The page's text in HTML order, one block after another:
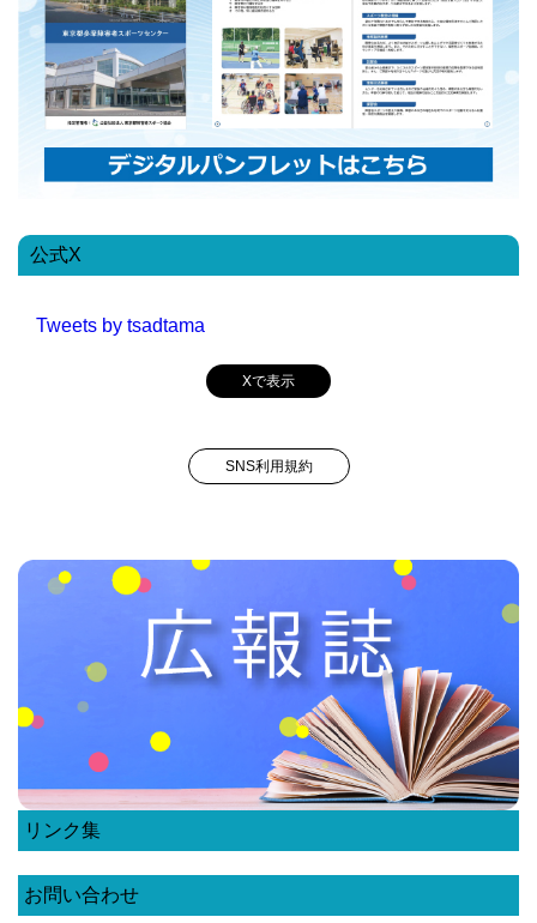
公式X
Tweets by tsadtama
Xで表示
SNS利用規約
リンク集
お問い合わせ